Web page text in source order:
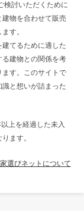
検討いただくために
建物を合わせて販売
す。
てるために適した
建物との関係を考
ます。このサイトで
と想いが詰まった
上を経過した未入
ます。
選びネットについて